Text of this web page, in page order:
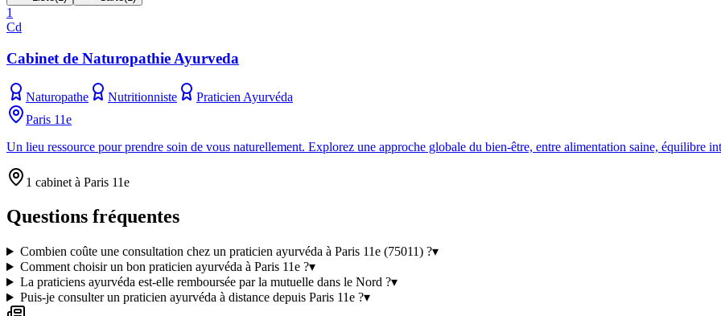
1
Cd
Cabinet de Naturopathie Ayurveda
Naturopathe Nutritionniste
Praticien Ayurvéda
Paris 11e
Un lieu ressource pour prendre soin de vous naturellement. Explorez une approche globale du bien-être, entre alimentation saine, équilibre
1 cabinet à Paris 11e
Questions fréquentes
Combien coûte une consultation chez un praticien ayurvéda à Paris 11e (75011) ?▾
Comment choisir un bon praticien ayurvéda à Paris 11e ?▾
La praticiens ayurvéda est-elle remboursée par la mutuelle dans le Nord ?▾
Puis-je consulter un praticien ayurvéda à distance depuis Paris 11e ?▾